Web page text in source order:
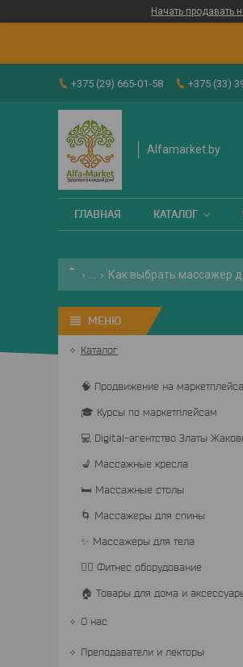
Начать продавать
+375 (29) 665-01-58 +375 (33)
Alfamarket.by
ГЛАВНАЯ КАТАЛОГ
Как выбрать массажер
Каталог
🧠 Продвижение на
🎓 Курсы по маркетплейсам
💻 Digital-агентство Златы
💺 Массажные кресла
🛏 Массажные столы
🌀 Массажеры для спины
✨ Массажеры для тела
🏋️‍♂️ Фитнес оборудование
🏠 Товары для дома и
О нас
Преподаватели и лекторы